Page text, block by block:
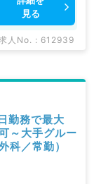
見る
人No. : 612939
勤務で最大
～大手グルー
科／常勤）